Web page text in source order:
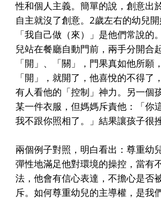
性和個人主義。簡單的說，創意出
自主就沒了創意。2歲左右的幼兒開
「我自己做（來）」是他們常說的
兒站在餐廳自動門前，兩手分開合
「開」、「關」，門果真如他所願
「開」，就開了，他喜悅的不得了
有人看他的「控制」神力。另一個
某一件衣服，但媽媽斥責他：「你
我不跟你照相了。」結果讓孩子很挫
兩個例子對照，明白看出：尊重幼
彈性地滿足他對環境的操控，當有
法，他會有信心表達，不擔心是否
斥。如何尊重幼兒的主導權，是我